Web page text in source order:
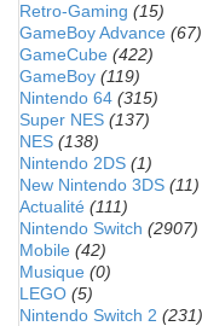
Retro-Gaming (15)
GameBoy Advance (67)
GameCube (422)
GameBoy (119)
Nintendo 64 (315)
Super NES (137)
NES (138)
Nintendo 2DS (1)
New Nintendo 3DS (11)
Actualité (111)
Nintendo Switch (2907)
Mobile (42)
Musique (0)
LEGO (5)
Nintendo Switch 2 (231)